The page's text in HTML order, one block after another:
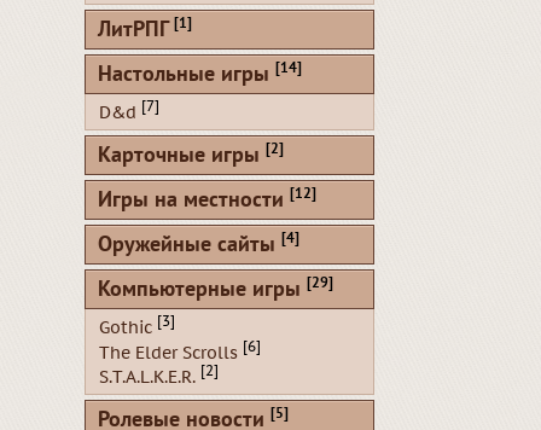
ЛитРПГ [1]
Настольные игры [14]
D&d [7]
Карточные игры [2]
Игры на местности [12]
Оружейные сайты [4]
Компьютерные игры [29]
Gothic [3]
The Elder Scrolls [6]
S.T.A.L.K.E.R. [2]
Ролевые новости [5]